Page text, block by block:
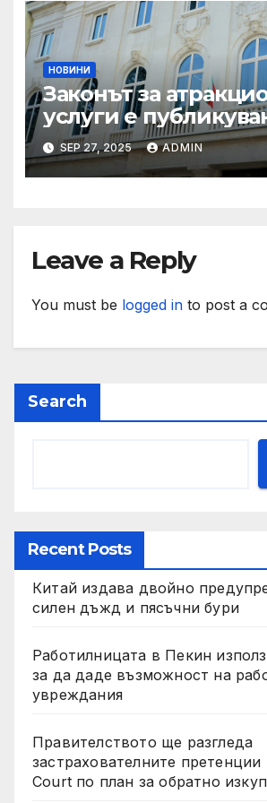
НОВИНИ
Законът за
услуги е
обществено
SEP 27, 2025 ADMIN
Leave a Reply
You must be logged in to post a
Search
Recent Posts
Китай издава двойно
силен дъжд и пясъчни бури
Работилницата в Пекин
за да даде възможност на
увреждания
Правителството ще разгледа
застрахователните претенции
Court по план за обратно